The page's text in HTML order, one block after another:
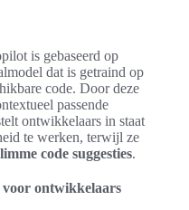
is gebaseerd op
dat is getraind op
code. Door deze
passende
ontwikkelaars in staat
te werken, terwijl ze
code suggesties.
ontwikkelaars